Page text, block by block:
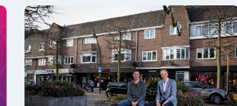
schrokken mijn partner en ik ons kapot van hoe
saai het was in Schoonhoven. We zeiden tegen
elkaar: Als we dat vinden, moeten we er niet
over klagen, maar er iets aan doen.” Wat volgde,
was een reeks initiatieven en een steeds
grotere rol in de regio, onder meer bij
Bedrijveninvesteringszone (BIZ) Centrum